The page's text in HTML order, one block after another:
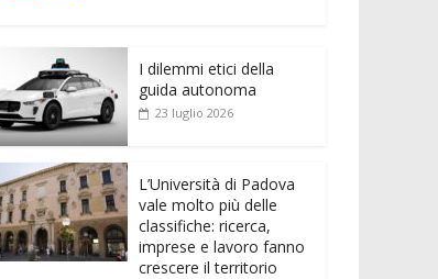
e
b
o
o
k
er
A
p
n
g
t
k
e
dI
n
n
di
vi
di
I dilemmi etici della
guida autonoma
23 luglio 2026
L’Università di Padova
vale molto più delle
classifiche: ricerca,
imprese e lavoro fanno
crescere il territorio